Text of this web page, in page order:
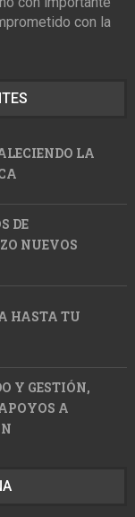
con la
LA
DE
NUEVOS
HASTA TU
Y GESTIÓN,
A